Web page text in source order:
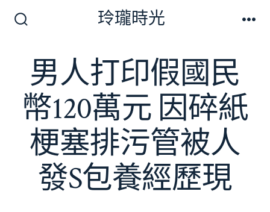
開
關
玲瓏時光
男人打印假國民
幣120萬元 因碎紙
梗塞排污管被人
發S包養經歷現